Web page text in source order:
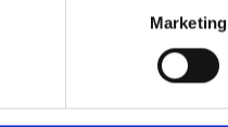
Marketing
info@lumalux.be